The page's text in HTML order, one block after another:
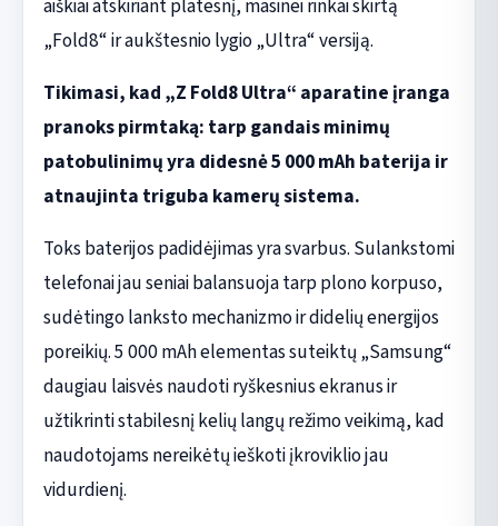
aiškiai atskiriant platesnį, masinei rinkai skirtą
„Fold8“ ir aukštesnio lygio „Ultra“ versiją.
Tikimasi, kad „Z Fold8 Ultra“ aparatine įranga
pranoks pirmtaką: tarp gandais minimų
patobulinimų yra didesnė 5 000 mAh baterija ir
atnaujinta triguba kamerų sistema.
Toks baterijos padidėjimas yra svarbus. Sulankstomi
telefonai jau seniai balansuoja tarp plono korpuso,
sudėtingo lanksto mechanizmo ir didelių energijos
poreikių. 5 000 mAh elementas suteiktų „Samsung“
daugiau laisvės naudoti ryškesnius ekranus ir
užtikrinti stabilesnį kelių langų režimo veikimą, kad
naudotojams nereikėtų ieškoti įkroviklio jau
vidurdienį.